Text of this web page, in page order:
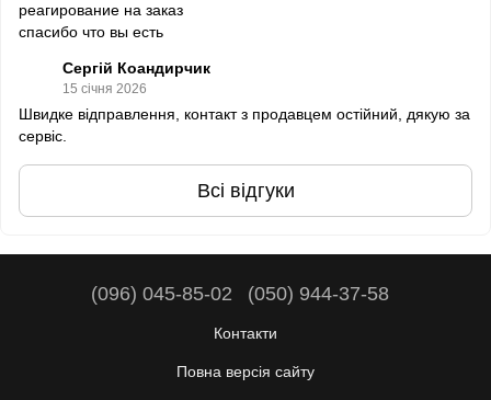
реагирование на заказ
спасибо что вы есть
Сергій Коандирчик
15 січня 2026
Швидке відправлення, контакт з продавцем остійний, дякую за
сервіс.
Всі відгуки
(096) 045-85-02 (050) 944-37-58
Контакти
Повна версія сайту